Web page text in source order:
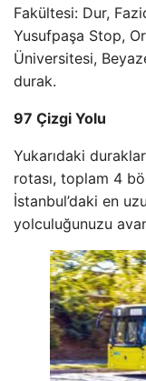
Fakültesi: Dur,
Yusufpaşa Stop,
Üniversitesi,
durak.
97 Çizgi Yolu
Yukarıdaki
rotası, toplam 4
İstanbul’daki en
yolculuğunuzu